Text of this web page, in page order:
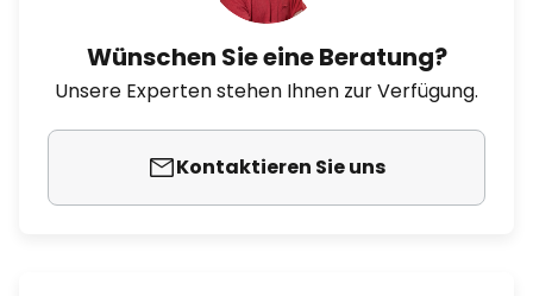
Wünschen Sie eine Beratung?
Unsere Experten stehen Ihnen zur Verfügung.
Kontaktieren Sie uns